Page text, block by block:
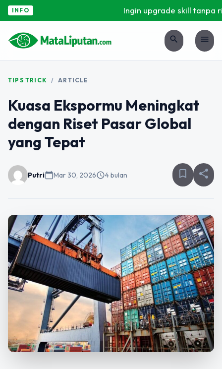
INFO Ingin upgrade skill tanpa
search menu
TIPS TRICK / ARTICLE
Kuasa Ekspormu Meningkat
dengan Riset Pasar Global
yang Tepat
Putricalendar_todayMar 30, 2026schedule4 bulan bookmark_border share